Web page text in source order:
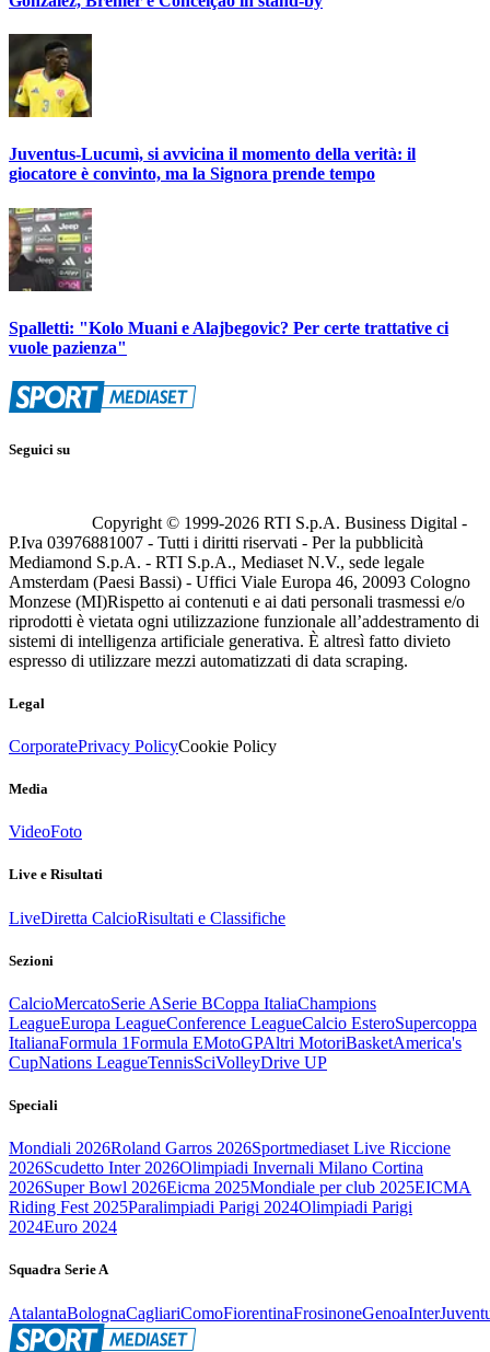
Juventus-Lucumì, si avvicina il momento della verità: il
giocatore è convinto, ma la Signora prende tempo
Spalletti: "Kolo Muani e Alajbegovic? Per certe trattative ci
vuole pazienza"
Seguici su
Copyright © 1999-2026 RTI S.p.A. Business Digital -
P.Iva 03976881007 - Tutti i diritti riservati - Per la pubblicità
Mediamond S.p.A. - RTI S.p.A., Mediaset N.V., sede legale
Amsterdam (Paesi Bassi) - Uffici Viale Europa 46, 20093 Cologno
Monzese (MI)Rispetto ai contenuti e ai dati personali trasmessi e/o
riprodotti è vietata ogni utilizzazione funzionale all’addestramento di
sistemi di intelligenza artificiale generativa. È altresì fatto divieto
espresso di utilizzare mezzi automatizzati di data scraping.
Legal
CorporatePrivacy PolicyCookie Policy
Media
VideoFoto
Live e Risultati
LiveDiretta CalcioRisultati e Classifiche
Sezioni
CalcioMercatoSerie ASerie BCoppa ItaliaChampions
LeagueEuropa LeagueConference LeagueCalcio EsteroSupercoppa
ItalianaFormula 1Formula EMotoGPAltri MotoriBasketAmerica's
CupNations LeagueTennisSciVolleyDrive UP
Speciali
Mondiali 2026Roland Garros 2026Sportmediaset Live Riccione
2026Scudetto Inter 2026Olimpiadi Invernali Milano Cortina
2026Super Bowl 2026Eicma 2025Mondiale per club 2025EICMA
Riding Fest 2025Paralimpiadi Parigi 2024Olimpiadi Parigi
2024Euro 2024
Squadra Serie A
AtalantaBolognaCagliariComoFiorentinaFrosinoneGenoaInter